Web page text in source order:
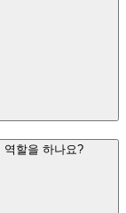
역할을 하나요?